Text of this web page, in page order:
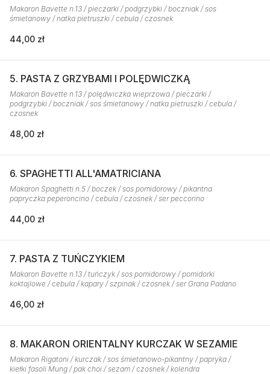
Makaron Bavette n.13 / pieczarki / podgrzybki / boczniak / sos
śmietanowy / natka pietruszki / cebula / czosnek
44,00 zł
5. PASTA Z GRZYBAMI I POLĘDWICZKĄ
Makaron Bavette n.13 / polędwiczka wieprzowa / pieczarki /
podgrzybki / boczniak / sos śmietanowy / natka pietruszki / cebula /
czosnek
48,00 zł
6. SPAGHETTI ALL'AMATRICIANA
Makaron Spaghetti n.5 / boczek / sos pomidorowy / pikantna
papryczka peperoncino / cebula / czosnek / ser peccorino
44,00 zł
7. PASTA Z TUŃCZYKIEM
Makaron Bavette n.13 / tuńczyk / sos pomidorowy / pomidorki
koktajlowe / cebula / kapary / szpinak / czosnek / ser Grana Padano
46,00 zł
8. MAKARON ORIENTALNY KURCZAK W SEZAMIE
Makaron Rigatoni / kurczak / sos śmietanowo-pikantny / papryka /
kiełki fasoli Mung / pak choi / sezam / czosnek / kolendra